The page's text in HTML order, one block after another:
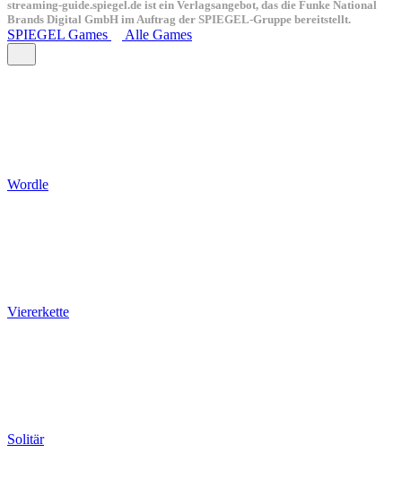
streaming-guide.spiegel.de ist ein Verlagsangebot, das die Funke National
Brands Digital GmbH im Auftrag der SPIEGEL-Gruppe bereitstellt.
SPIEGEL Games Alle Games
Wordle
Viererkette
Solitär